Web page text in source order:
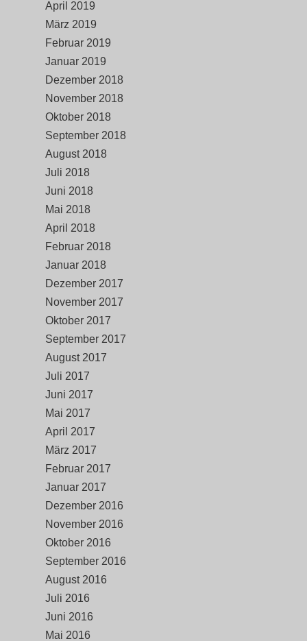
April 2019
März 2019
Februar 2019
Januar 2019
Dezember 2018
November 2018
Oktober 2018
September 2018
August 2018
Juli 2018
Juni 2018
Mai 2018
April 2018
Februar 2018
Januar 2018
Dezember 2017
November 2017
Oktober 2017
September 2017
August 2017
Juli 2017
Juni 2017
Mai 2017
April 2017
März 2017
Februar 2017
Januar 2017
Dezember 2016
November 2016
Oktober 2016
September 2016
August 2016
Juli 2016
Juni 2016
Mai 2016